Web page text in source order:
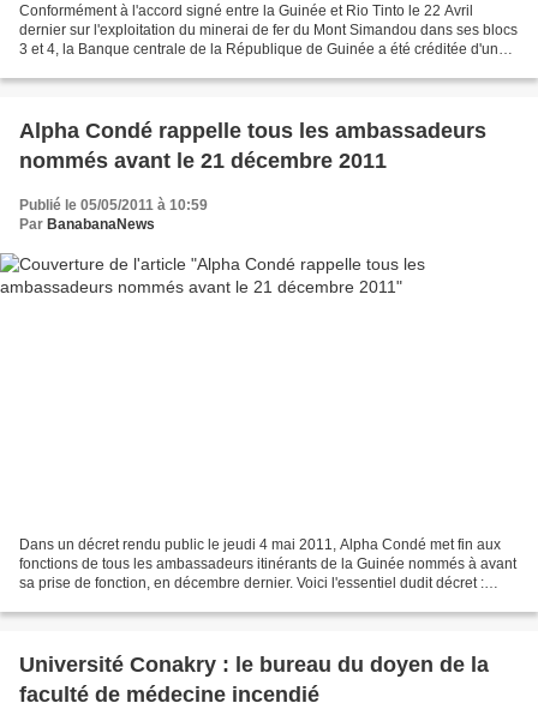
Conformément à l'accord signé entre la Guinée et Rio Tinto le 22 Avril
dernier sur l'exploitation du minerai de fer du Mont Simandou dans ses blocs
3 et 4, la Banque centrale de la République de Guinée a été créditée d'un
Alpha Condé rappelle tous les ambassadeurs
nommés avant le 21 décembre 2011
Publié le 05/05/2011 à 10:59
Par BanabanaNews
Dans un décret rendu public le jeudi 4 mai 2011, Alpha Condé met fin aux
fonctions de tous les ambassadeurs itinérants de la Guinée nommés à avant
sa prise de fonction, en décembre dernier. Voici l'essentiel dudit décret :
Université Conakry : le bureau du doyen de la
faculté de médecine incendié